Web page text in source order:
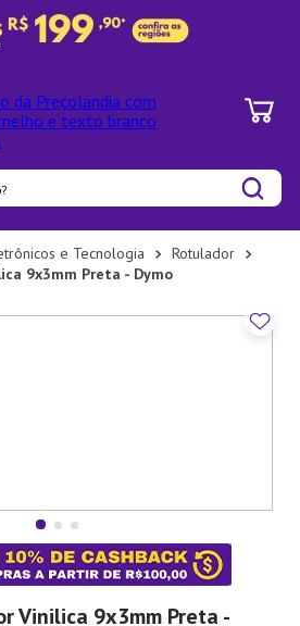
e Tecnologia
Rotulador
9x3mm Preta - Dymo
Vinilica 9x3mm Preta -